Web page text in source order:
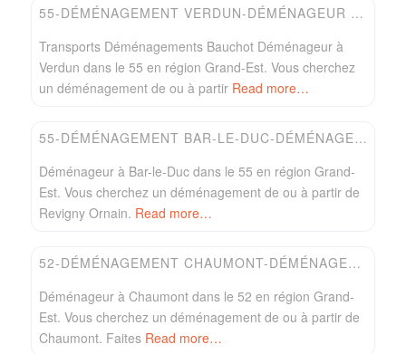
55-DÉMÉNAGEMENT VERDUN-DÉMÉNAGEUR BAUCHOT
Transports Déménagements Bauchot Déménageur à
Verdun dans le 55 en région Grand-Est. Vous cherchez
un déménagement de ou à partir Read more…
55-DÉMÉNAGEMENT BAR-LE-DUC-DÉMÉNAGEUR COPEL
Déménageur à Bar-le-Duc dans le 55 en région Grand-
Est. Vous cherchez un déménagement de ou à partir de
Revigny Ornain. Read more…
52-DÉMÉNAGEMENT CHAUMONT-DÉMÉNAGEUR LEBEL
Déménageur à Chaumont dans le 52 en région Grand-
Est. Vous cherchez un déménagement de ou à partir de
Chaumont. Faites Read more…